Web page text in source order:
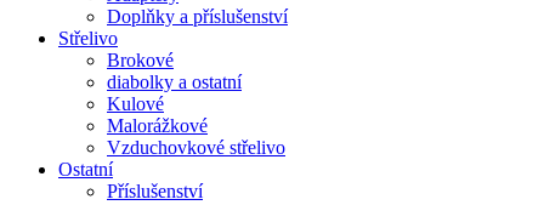
Doplňky a příslušenství
Střelivo
Brokové
diabolky a ostatní
Kulové
Malorážkové
Vzduchovkové střelivo
Ostatní
Příslušenství